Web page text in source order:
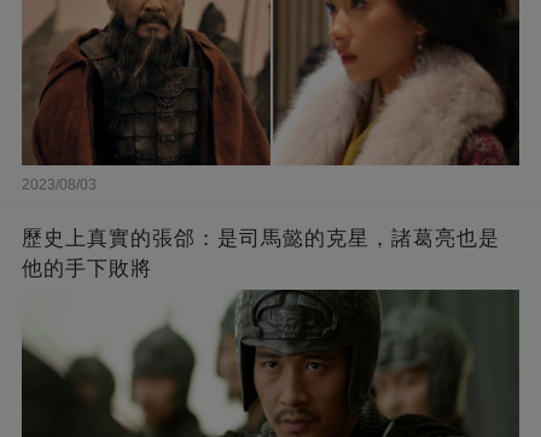
2023/08/03
歷史上真實的張郃：是司馬懿的克星，諸葛亮也是
他的手下敗將